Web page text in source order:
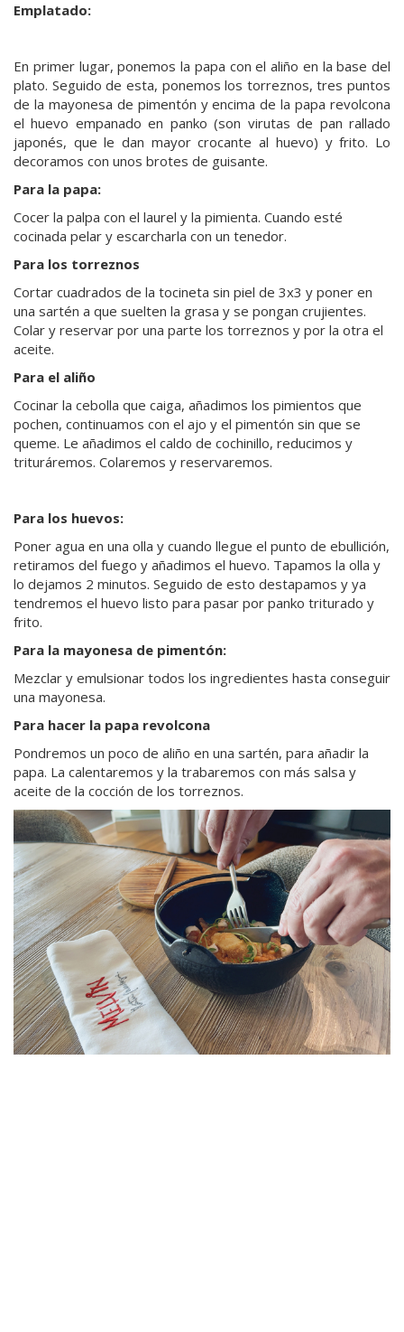
Emplatado:
En primer lugar, ponemos la papa con el aliño en la base del
plato. Seguido de esta, ponemos los torreznos, tres puntos
de la mayonesa de pimentón y encima de la papa revolcona
el huevo empanado en panko (son virutas de pan rallado
japonés, que le dan mayor crocante al huevo) y frito. Lo
decoramos con unos brotes de guisante.
Para la papa:
Cocer la palpa con el laurel y la pimienta. Cuando esté
cocinada pelar y escarcharla con un tenedor.
Para los torreznos
Cortar cuadrados de la tocineta sin piel de 3x3 y poner en
una sartén a que suelten la grasa y se pongan crujientes.
Colar y reservar por una parte los torreznos y por la otra el
aceite.
Para el aliño
Cocinar la cebolla que caiga, añadimos los pimientos que
pochen, continuamos con el ajo y el pimentón sin que se
queme. Le añadimos el caldo de cochinillo, reducimos y
trituráremos. Colaremos y reservaremos.
Para los huevos:
Poner agua en una olla y cuando llegue el punto de ebullición,
retiramos del fuego y añadimos el huevo. Tapamos la olla y
lo dejamos 2 minutos. Seguido de esto destapamos y ya
tendremos el huevo listo para pasar por panko triturado y
frito.
Para la mayonesa de pimentón:
Mezclar y emulsionar todos los ingredientes hasta conseguir
una mayonesa.
Para hacer la papa revolcona
Pondremos un poco de aliño en una sartén, para añadir la
papa. La calentaremos y la trabaremos con más salsa y
aceite de la cocción de los torreznos.